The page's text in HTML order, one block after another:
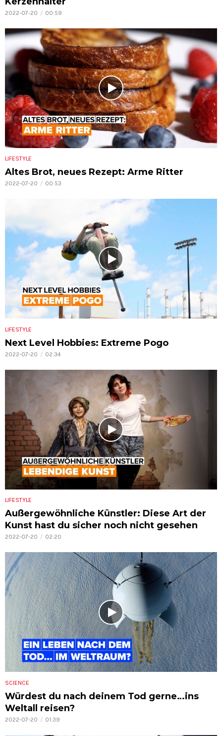
2022-07-20 00:59
LIFESTYLE
Altes Brot, neues Rezept: Arme Ritter
2022-07-20 00:53
LIFESTYLE
Next Level Hobbies: Extreme Pogo
2022-07-20 02:34
LIFESTYLE
Außergewöhnliche Künstler: Diese Art der
Kunst hast du sicher noch nicht gesehen
2022-07-20 02:20
SCIENCE
Würdest du nach deinem Tod gerne…ins
Weltall reisen?
2022-07-20 01:39